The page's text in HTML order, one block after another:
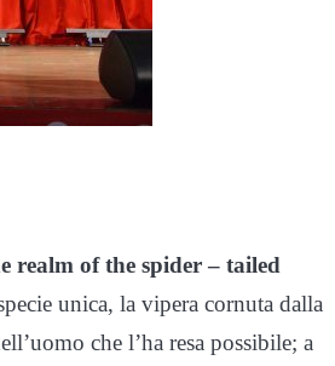
realm of the spider – tailed
unica, la vipera cornuta dalla
che l’ha resa possibile; a